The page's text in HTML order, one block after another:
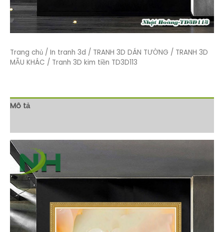
Trang chủ / In tranh 3d / TRANH 3D DÁN TƯỜNG / TRANH 3D
MẪU KHÁC / Tranh 3D kim tiền TD3D113
Mô tả